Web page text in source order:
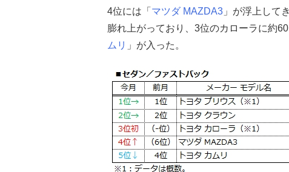
4位には「 マツダ MAZDA3 」が浮上して
膨れ上がっており、3位のカローラに約
ムリ 」が入った。